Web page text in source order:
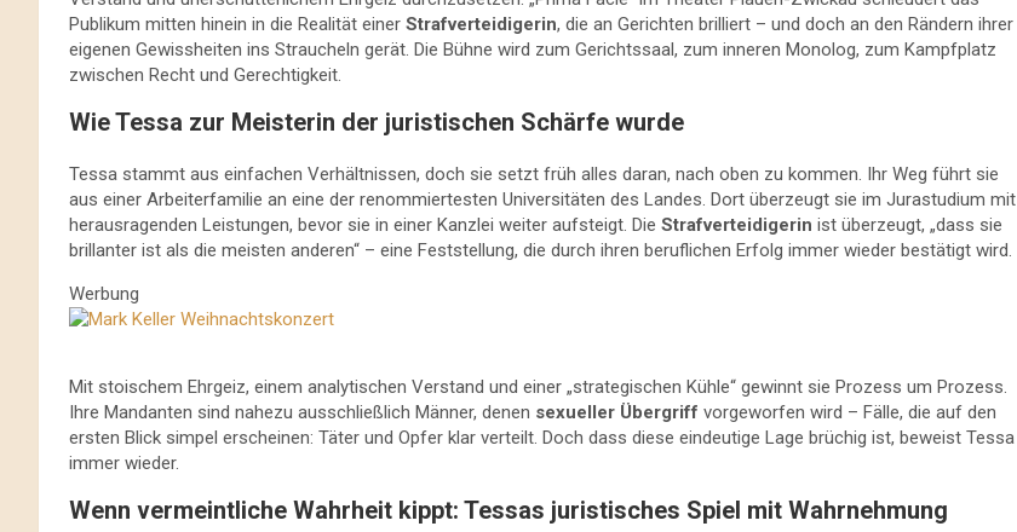
Publikum mitten hinein in die Realität einer Strafverteidigerin, die an Gerichten brilliert – und doch an den Rändern ihrer
eigenen Gewissheiten ins Straucheln gerät. Die Bühne wird zum Gerichtssaal, zum inneren Monolog, zum Kampfplatz
zwischen Recht und Gerechtigkeit.
Wie Tessa zur Meisterin der juristischen Schärfe wurde
Tessa stammt aus einfachen Verhältnissen, doch sie setzt früh alles daran, nach oben zu kommen. Ihr Weg führt sie
aus einer Arbeiterfamilie an eine der renommiertesten Universitäten des Landes. Dort überzeugt sie im Jurastudium mit
herausragenden Leistungen, bevor sie in einer Kanzlei weiter aufsteigt. Die Strafverteidigerin ist überzeugt, „dass sie
brillanter ist als die meisten anderen“ – eine Feststellung, die durch ihren beruflichen Erfolg immer wieder bestätigt wird.
Werbung
Mit stoischem Ehrgeiz, einem analytischen Verstand und einer „strategischen Kühle“ gewinnt sie Prozess um Prozess.
Ihre Mandanten sind nahezu ausschließlich Männer, denen sexueller Übergriff vorgeworfen wird – Fälle, die auf den
ersten Blick simpel erscheinen: Täter und Opfer klar verteilt. Doch dass diese eindeutige Lage brüchig ist, beweist Tessa
immer wieder.
Wenn vermeintliche Wahrheit kippt: Tessas juristisches Spiel mit Wahrnehmung